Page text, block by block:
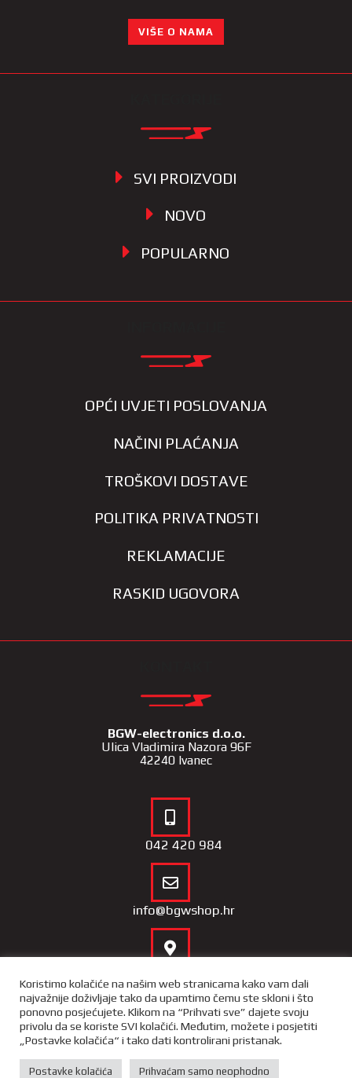
VIŠE O NAMA
SVI PROIZVODI
NOVO
POPULARNO
OPĆI UVJETI POSLOVANJA
NAČINI PLAĆANJA
TROŠKOVI DOSTAVE
POLITIKA PRIVATNOSTI
REKLAMACIJE
RASKID UGOVORA
BGW-electronics d.o.o.
Ulica Vladimira Nazora 96F
42240 Ivanec
042 420 984
info@bgwshop.hr
Copyright 2022 – BGW Shop | Opći uvjeti poslovnja
privatnosti i sigurnosti podataka
Koristimo kolačiće na našim web stranicama kako vam dali
najvažnije doživljaje tako da upamtimo čemu ste skloni i što
ponovno posjećujete. Klikom na “Prihvati sve” dajete svoju
privolu da se koriste SVI kolačići. Međutim, možete i posjetiti
„Postavke kolačića“ i tako dati kontrolirani pristanak.
Postavke kolačića Prihvaćam samo neophodno